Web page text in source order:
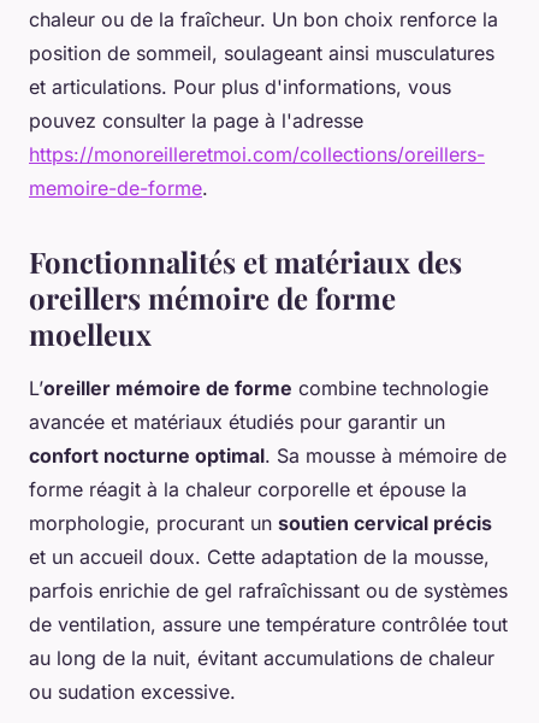
chaleur ou de la fraîcheur. Un bon choix renforce la
position de sommeil, soulageant ainsi musculatures
et articulations. Pour plus d'informations, vous
pouvez consulter la page à l'adresse
https://monoreilleretmoi.com/collections/oreillers-
memoire-de-forme.
Fonctionnalités et matériaux des
oreillers mémoire de forme
moelleux
L’oreiller mémoire de forme combine technologie
avancée et matériaux étudiés pour garantir un
confort nocturne optimal. Sa mousse à mémoire de
forme réagit à la chaleur corporelle et épouse la
morphologie, procurant un soutien cervical précis
et un accueil doux. Cette adaptation de la mousse,
parfois enrichie de gel rafraîchissant ou de systèmes
de ventilation, assure une température contrôlée tout
au long de la nuit, évitant accumulations de chaleur
ou sudation excessive.